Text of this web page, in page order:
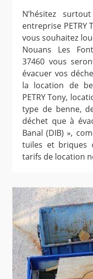
N’hésitez
entreprise PETRY
vous souhaitez
Nouans Les
37460 vous
évacuer vos
la location de
PETRY Tony,
type de benne,
déchet que à
Banal (DIB) »,
tuiles et briques
tarifs de location